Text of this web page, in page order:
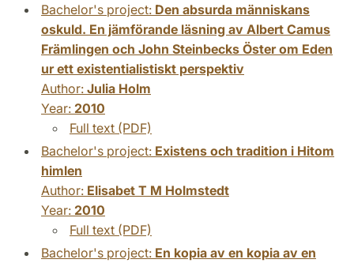
Bachelor's project: Den absurda människans
oskuld. En jämförande läsning av Albert Camus
Främlingen och John Steinbecks Öster om Eden
ur ett existentialistiskt perspektiv
Author: Julia Holm
Year: 2010
Full text (PDF)
Bachelor's project: Existens och tradition i Hitom
himlen
Author: Elisabet T M Holmstedt
Year: 2010
Full text (PDF)
Bachelor's project: En kopia av en kopia av en